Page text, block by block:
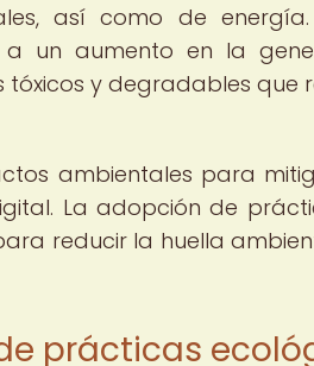
así como de
un aumento en la
y degradables que
ambientales para
La adopción de
reducir la huella
prácticas